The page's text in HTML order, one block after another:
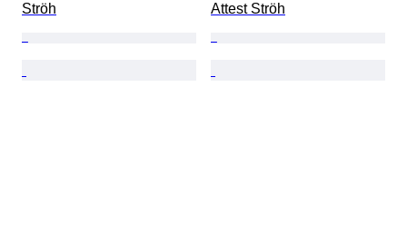
Ströh
Attest Ströh